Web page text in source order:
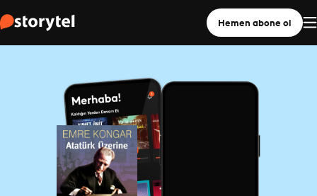
Hemen abone ol